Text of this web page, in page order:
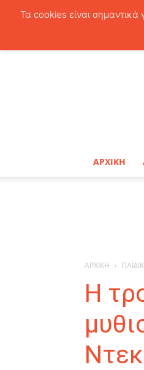
ΑΡΧΙΚΗ
ΑΡΧΙΚΗ
Η
Τα cookies είναι σημαντικά